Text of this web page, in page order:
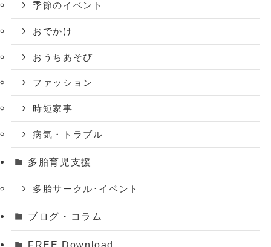
季節のイベント
おでかけ
おうちあそび
ファッション
時短家事
病気・トラブル
多胎育児支援
多胎サークル･イベント
ブログ・コラム
FREE Download